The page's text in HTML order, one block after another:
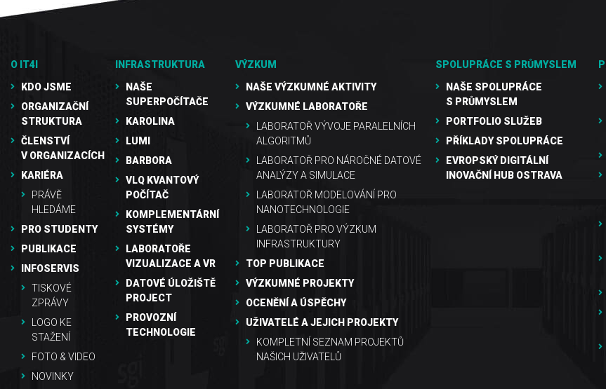
O IT4I
KDO JSME
ORGANIZAČNÍ
STRUKTURA
ČLENSTVÍ
V ORGANIZACÍCH
KARIÉRA
PRÁVĚ
HLEDÁME
PRO STUDENTY
PUBLIKACE
INFOSERVIS
TISKOVÉ
ZPRÁVY
LOGO KE
STAŽENÍ
FOTO & VIDEO
NOVINKY
INFRASTRUKTURA
NAŠE
SUPERPOČÍTAČE
KAROLINA
LUMI
BARBORA
VLQ KVANTOVÝ
POČÍTAČ
KOMPLEMENTÁRNÍ
SYSTÉMY
LABORATOŘE
VIZUALIZACE A VR
DATOVÉ ÚLOŽIŠTĚ
PROJECT
PROVOZNÍ
TECHNOLOGIE
VÝZKUM
NAŠE VÝZKUMNÉ AKTIVITY
VÝZKUMNÉ LABORATOŘE
LABORATOŘ VÝVOJE PARALELNÍCH
ALGORITMŮ
LABORATOŘ PRO NÁROČNÉ DATOVÉ
ANALÝZY A SIMULACE
LABORATOŘ MODELOVÁNÍ PRO
NANOTECHNOLOGIE
LABORATOŘ PRO VÝZKUM
INFRASTRUKTURY
TOP PUBLIKACE
VÝZKUMNÉ PROJEKTY
OCENĚNÍ A ÚSPĚCHY
UŽIVATELÉ A JEJICH PROJEKTY
KOMPLETNÍ SEZNAM PROJEKTŮ
NAŠICH UŽIVATELŮ
SPOLUPRÁCE S PRŮMYSLEM
NAŠE SPOLUPRÁCE
S PRŮMYSLEM
PORTFOLIO SLUŽEB
PŘÍKLADY SPOLUPRÁCE
EVROPSKÝ DIGITÁLNÍ
INOVAČNÍ HUB OSTRAVA